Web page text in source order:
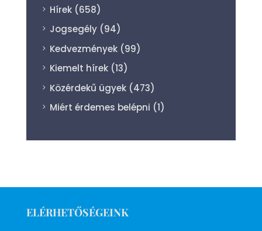
Hírek (658)
Jogsegély (94)
Kedvezmények (99)
Kiemelt hírek (13)
Közérdekű ügyek (473)
Miért érdemes belépni (1)
ELÉRHETŐSÉGEINK